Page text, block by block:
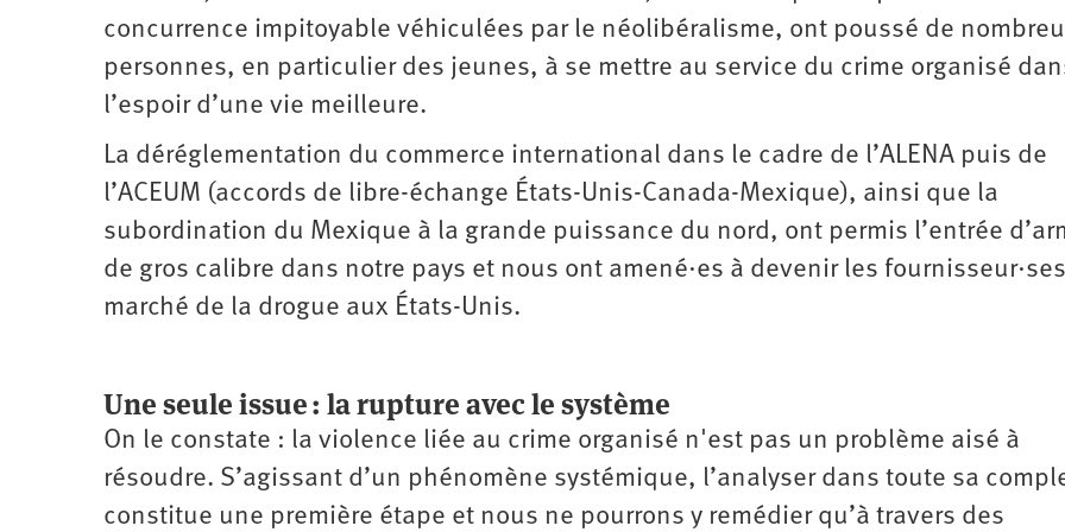
concurrence impitoyable véhiculées par le néolibéralisme, ont poussé de
personnes, en particulier des jeunes, à se mettre au service du crime organisé
l’espoir d’une vie meilleure.
La déréglementation du commerce international dans le cadre de l’ALENA puis de
l’ACEUM (accords de libre-échange États-Unis-Canada-Mexique), ainsi que la
subordination du Mexique à la grande puissance du nord, ont permis l’entrée
de gros calibre dans notre pays et nous ont amené·es à devenir les
marché de la drogue aux États-Unis.
Une seule issue : la rupture avec le système
On le constate : la violence liée au crime organisé n'est pas un problème aisé à
résoudre. S’agissant d’un phénomène systémique, l’analyser dans toute sa
constitue une première étape et nous ne pourrons y remédier qu’à travers des